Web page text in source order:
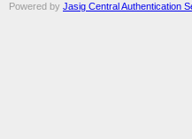
Powered by Jasig Central Authentication